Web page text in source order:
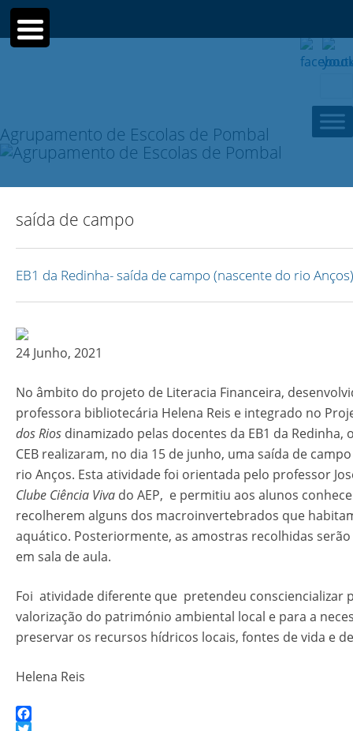
for:
Agrupamento de Escolas de Pombal
saída de campo
EB1 da Redinha- saída de campo (nascente do rio Anços)
24 Junho, 2021
No âmbito do projeto de Literacia Financeira,
professora bibliotecária Helena Reis e integrado no
dos Rios dinamizado pelas docentes da EB1 da Redinha,
CEB realizaram, no dia 15 de junho, uma saída de
rio Anços. Esta atividade foi orientada pelo professor
Clube Ciência Viva do AEP, e permitiu aos alunos
recolherem alguns dos macroinvertebrados que
aquático. Posteriormente, as amostras recolhidas serão
em sala de aula.
Foi atividade diferente que pretendeu consciencializar
valorização do património ambiental local e para a
preservar os recursos hídricos locais, fontes de vida e
Helena Reis